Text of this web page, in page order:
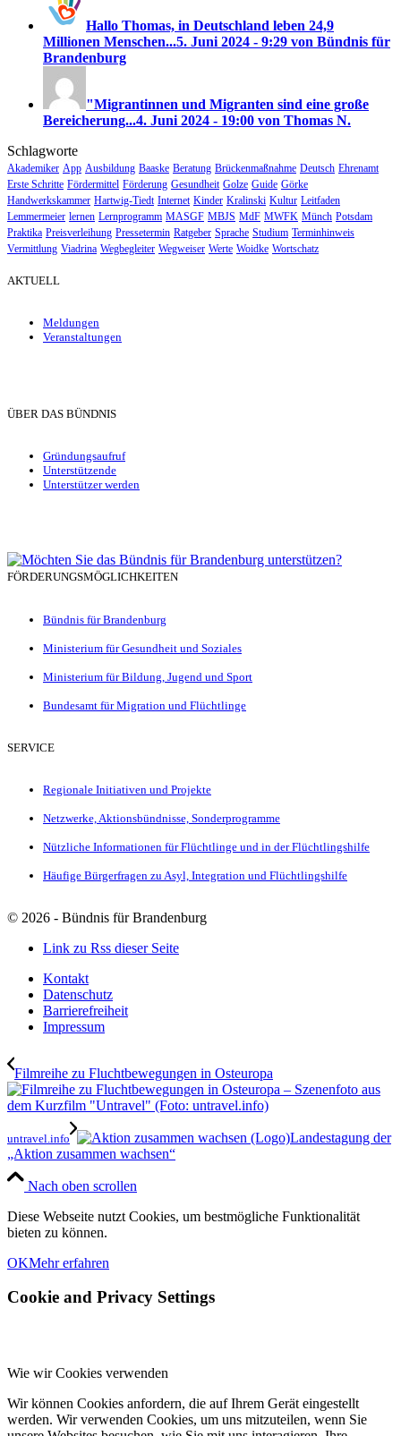
Hallo Thomas, in Deutschland leben 24,9
Millionen Menschen...5. Juni 2024 - 9:29 von Bündnis für
Brandenburg
"Migrantinnen und Migranten sind eine große
Bereicherung...4. Juni 2024 - 19:00 von Thomas N.
Schlagworte
Akademiker App Ausbildung Baaske Beratung Brückenmaßnahme Deutsch Ehrenamt
Erste Schritte Fördermittel Förderung Gesundheit Golze Guide Görke
Handwerkskammer Hartwig-Tiedt Internet Kinder Kralinski Kultur Leitfaden
Lemmermeier lernen Lernprogramm MASGF MBJS MdF MWFK Münch Potsdam
Praktika Preisverleihung Pressetermin Ratgeber Sprache Studium Terminhinweis
Vermittlung Viadrina Wegbegleiter Wegweiser Werte Woidke Wortschatz
AKTUELL
Meldungen
Veranstaltungen
ÜBER DAS BÜNDNIS
Gründungsaufruf
Unterstützende
Unterstützer werden
FÖRDERUNGSMÖGLICHKEITEN
Bündnis für Brandenburg
Ministerium für Gesundheit und Soziales
Ministerium für Bildung, Jugend und Sport
Bundesamt für Migration und Flüchtlinge
SERVICE
Regionale Initiativen und Projekte
Netzwerke, Aktionsbündnisse, Sonderprogramme
Nützliche Informationen für Flüchtlinge und in der Flüchtlingshilfe
Häufige Bürgerfragen zu Asyl, Integration und Flüchtlingshilfe
© 2026 - Bündnis für Brandenburg
Link zu Rss dieser Seite
Kontakt
Datenschutz
Barrierefreiheit
Impressum
Filmreihe zu Fluchtbewegungen in Osteuropa
untravel.info
Landestagung der
„Aktion zusammen wachsen“
Nach oben scrollen
Diese Webseite nutzt Cookies, um bestmögliche Funktionalität
bieten zu können.
OKMehr erfahren
Cookie and Privacy Settings
Wie wir Cookies verwenden
Wir können Cookies anfordern, die auf Ihrem Gerät eingestellt
werden. Wir verwenden Cookies, um uns mitzuteilen, wenn Sie